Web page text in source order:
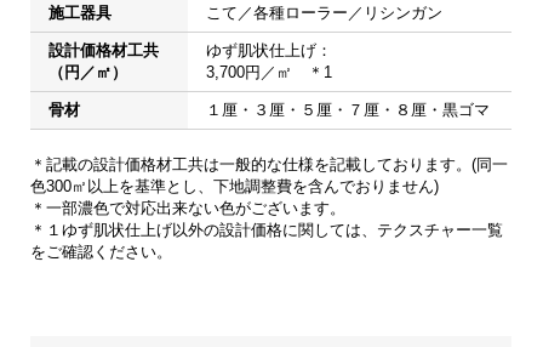
施工器具 こて／各種ローラー／リシンガン
設計価格材工共
（円／㎡）
ゆず肌状仕上げ：
3,700円／㎡　＊1
骨材 １厘・３厘・５厘・７厘・８厘・黒ゴマ
＊記載の設計価格材工共は一般的な仕様を記載しております。(同一
色300㎡以上を基準とし、下地調整費を含んでおりません)
＊一部濃色で対応出来ない色がございます。
＊１ゆず肌状仕上げ以外の設計価格に関しては、テクスチャー一覧
をご確認ください。